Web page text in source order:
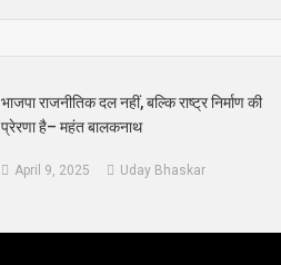
भाजपा राजनीतिक दल नहीं, बल्कि राष्ट्र निर्माण की
प्रेरणा है– महंत बालकनाथ
April 9, 2025 Uday Bhaskar